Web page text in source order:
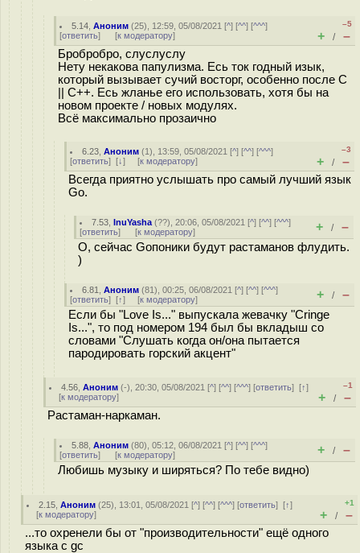
5.14 ,Аноним (25), 12:59, 05/08/2021 [^] [^^] [^^^]
[ответить] [к модератору]
–5
+ / –
Бробробро, слуслуслу
Нету некакова папулизма. Есь ток годный изык,
который вызывает сучий восторг, особенно после C
|| C++. Есь жланье его использовать, хотя бы на
новом проекте / новых модулях.
Всё максимально прозаично
6.23 ,Аноним (1), 13:59, 05/08/2021 [^] [^^] [^^^]
[ответить] [↓] [к модератору]
–3
+ / –
Всегда приятно услышать про самый лучший язык
Go.
7.53 ,InuYasha (??), 20:06, 05/08/2021 [^] [^^] [^^^]
[ответить] [к модератору] + / –
О, сейчас Goпоники будут растаманов флудить.
)
6.81 ,Аноним (81), 00:25, 06/08/2021 [^] [^^] [^^^]
[ответить] [↑] [к модератору] + / –
Если бы "Love Is..." выпускала жевачку "Cringe
Is...", то под номером 194 был бы вкладыш со
словами "Слушать когда он/она пытается
пародировать горский акцент"
4.56 ,Аноним (-), 20:30, 05/08/2021 [^] [^^] [^^^] [ответить][↑]
[к модератору]
–1
+ / –
Растаман-наркаман.
5.88 ,Аноним (80), 05:12, 06/08/2021 [^] [^^] [^^^]
[ответить] [к модератору] + / –
Любишь музыку и ширяться? По тебе видно)
2.15 ,Аноним (25), 13:01, 05/08/2021 [^] [^^] [^^^] [ответить][↑]
[к модератору]
+1
+ / –
...то охренели бы от "производительности" ещё одного
языка с gc